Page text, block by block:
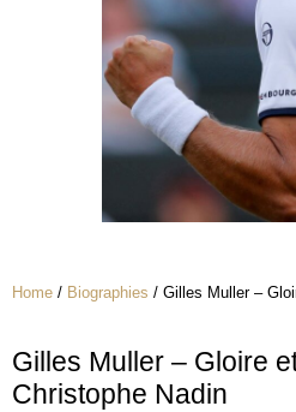
Home / Biographies / Gilles Muller –
Gilles Muller – Gloire
Christophe Nadin